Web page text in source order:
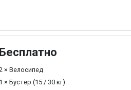
Бесплатно
× Велосипед
1 × Бустер (15 / 30 кг)